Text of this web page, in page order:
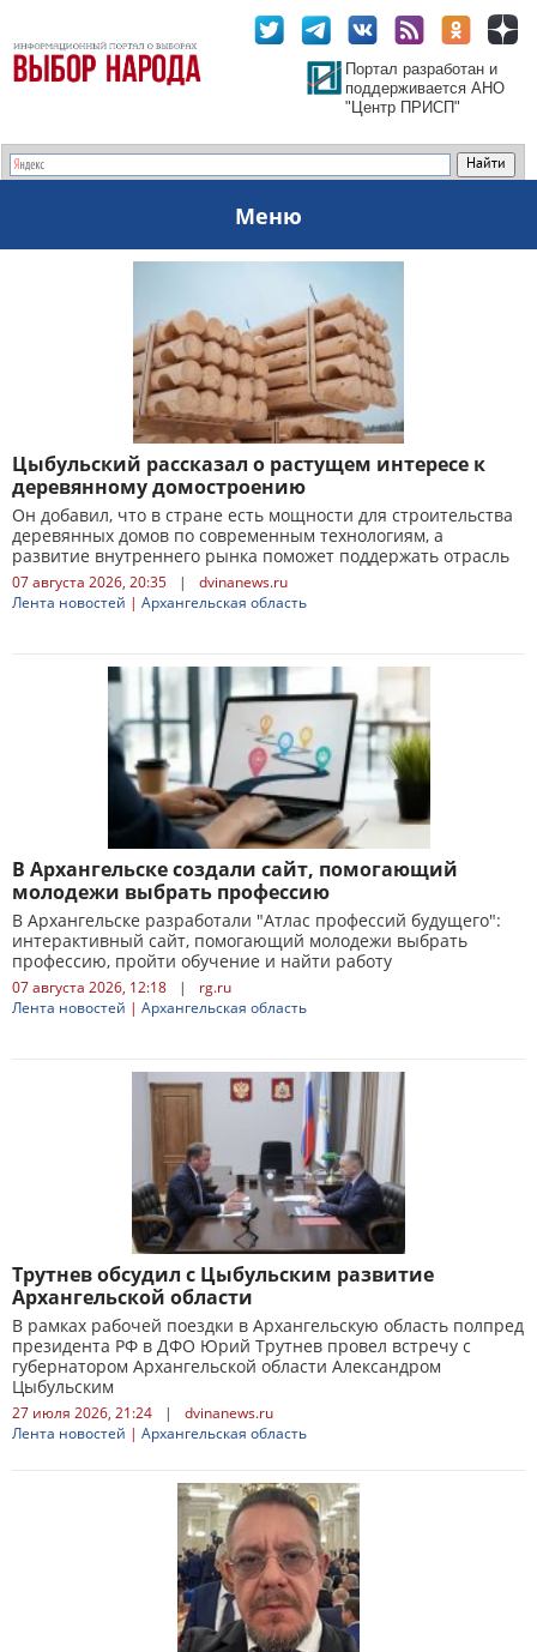
Портал разработан и
поддерживается АНО
"Центр ПРИСП"
Меню
Цыбульский рассказал о растущем интересе к
деревянному домостроению
Он добавил, что в стране есть мощности для строительства
деревянных домов по современным технологиям, а
развитие внутреннего рынка поможет поддержать отрасль
07 августа 2026, 20:35 |
dvinanews.ru
Лента новостей | Архангельская область
В Архангельске создали сайт, помогающий
молодежи выбрать профессию
В Архангельске разработали "Атлас профессий будущего":
интерактивный сайт, помогающий молодежи выбрать
профессию, пройти обучение и найти работу
07 августа 2026, 12:18 |
rg.ru
Лента новостей | Архангельская область
Трутнев обсудил с Цыбульским развитие
Архангельской области
В рамках рабочей поездки в Архангельскую область полпред
президента РФ в ДФО Юрий Трутнев провел встречу с
губернатором Архангельской области Александром
Цыбульским
27 июля 2026, 21:24 |
dvinanews.ru
Лента новостей | Архангельская область